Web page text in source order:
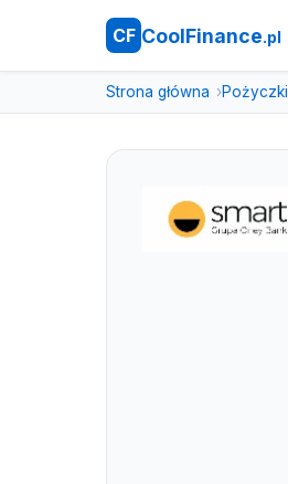
CF CoolFinance.pl
Strona główna Pożyczki